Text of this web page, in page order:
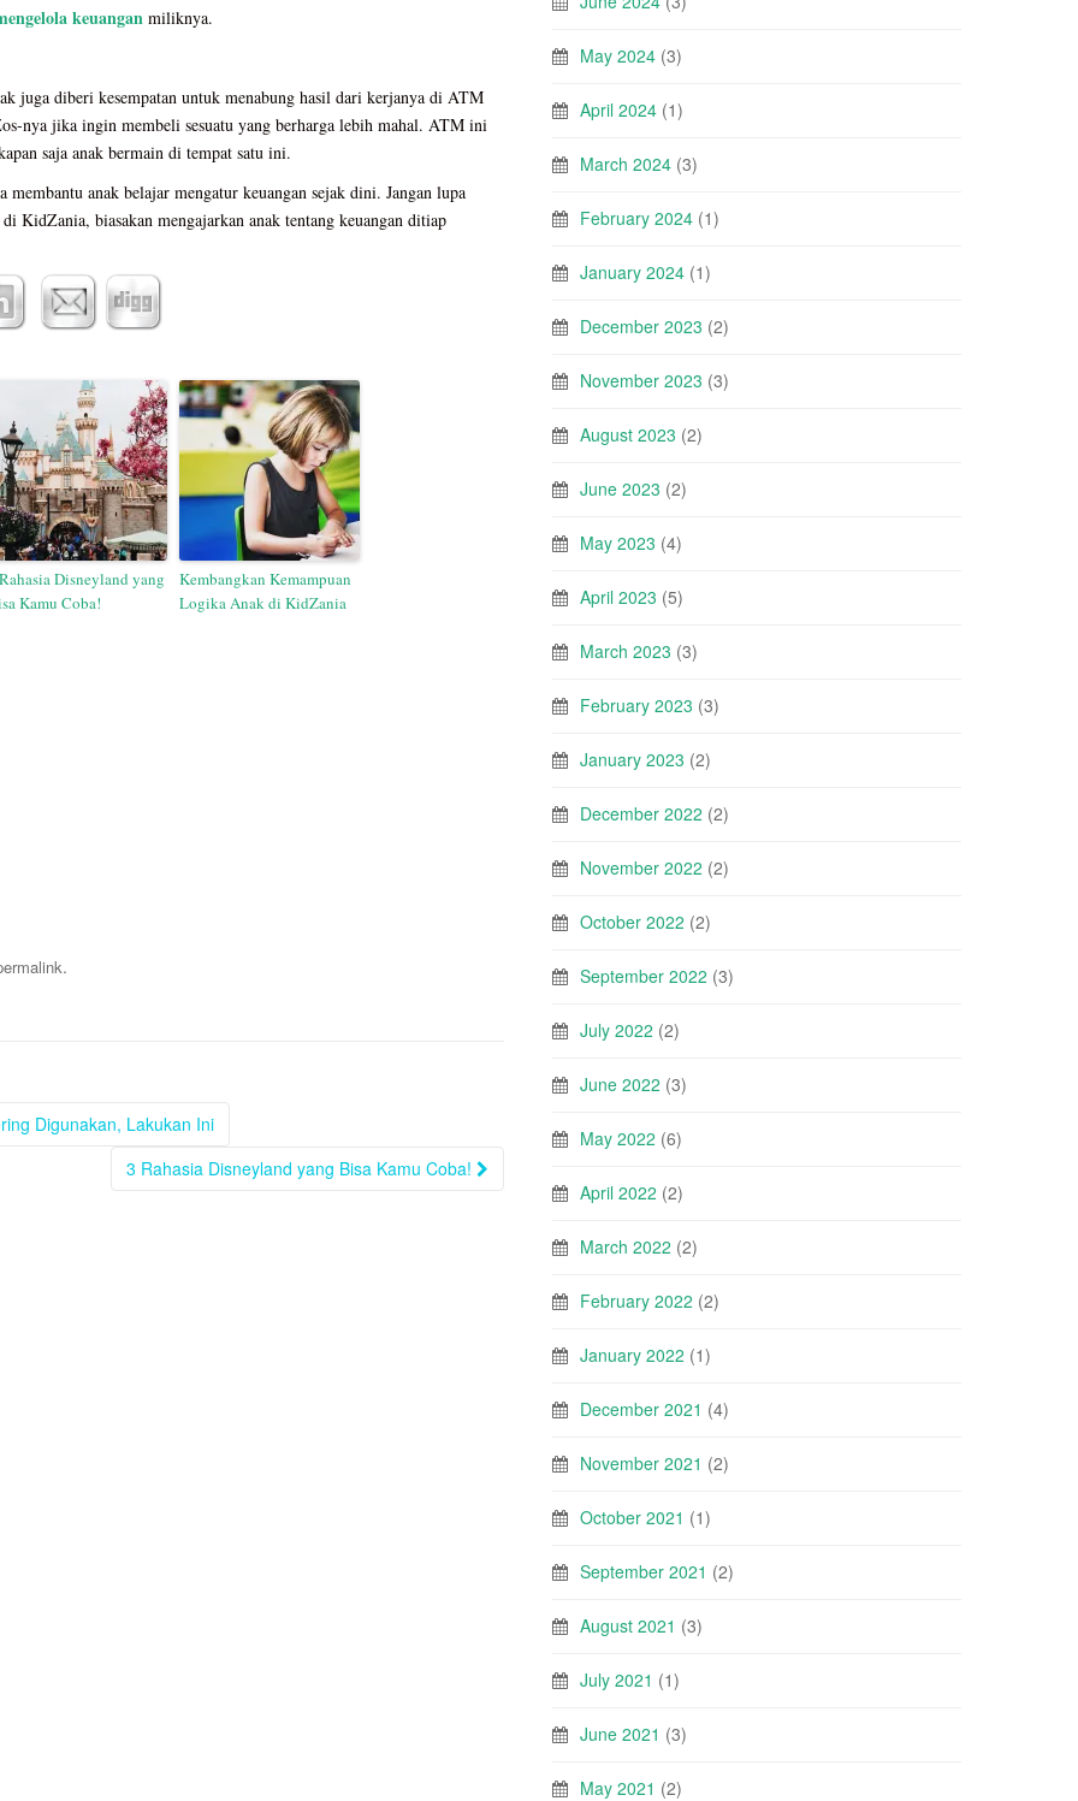
keuangan miliknya.
juga diberi kesempatan untuk menabung hasil dari kerjanya di ATM
nya jika ingin membeli sesuatu yang berharga lebih mahal. ATM ini
saja anak bermain di tempat satu ini.
anak belajar mengatur keuangan sejak dini. Jangan lupa
KidZania, biasakan mengajarkan anak tentang keuangan ditiap
Disneyland yang
Kamu Coba!
Kembangkan Kemampuan
Logika Anak di KidZania
.
Digunakan, Lakukan Ini
3 Rahasia Disneyland yang Bisa Kamu Coba!
May 2024 (3)
April 2024 (1)
March 2024 (3)
February 2024 (1)
January 2024 (1)
December 2023 (2)
November 2023 (3)
August 2023 (2)
June 2023 (2)
May 2023 (4)
April 2023 (5)
March 2023 (3)
February 2023 (3)
January 2023 (2)
December 2022 (2)
November 2022 (2)
October 2022 (2)
September 2022 (3)
July 2022 (2)
June 2022 (3)
May 2022 (6)
April 2022 (2)
March 2022 (2)
February 2022 (2)
January 2022 (1)
December 2021 (4)
November 2021 (2)
October 2021 (1)
September 2021 (2)
August 2021 (3)
July 2021 (1)
June 2021 (3)
May 2021 (2)